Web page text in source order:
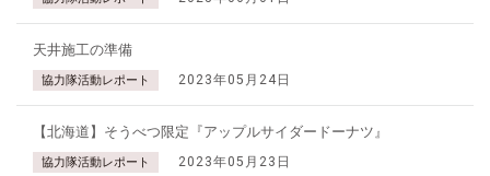
天井施工の準備
協力隊活動レポート 2023年05月24日
【北海道】そうべつ限定『アップルサイダードーナツ』
協力隊活動レポート 2023年05月23日